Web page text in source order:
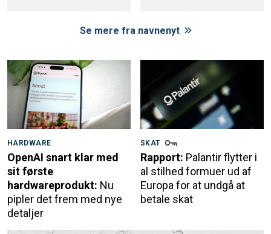
Se mere fra navnenyt
HARDWARE
OpenAI snart klar med
sit første
hardwareprodukt: Nu
pipler det frem med nye
detaljer
SKAT
Rapport: Palantir flytter i
al stilhed formuer ud af
Europa for at undgå at
betale skat